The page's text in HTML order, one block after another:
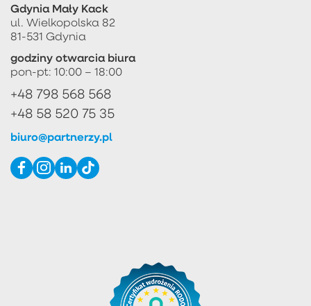
Gdynia Mały Kack
ul. Wielkopolska 82
81-531 Gdynia
godziny otwarcia biura
pon-pt: 10:00 – 18:00
+48 798 568 568
+48 58 520 75 35
biuro@partnerzy.pl